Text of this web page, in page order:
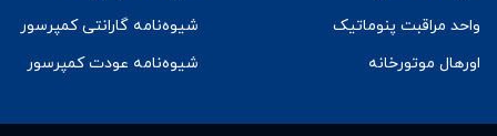
واحد مراقبت پنوماتیک
اورهال موتورخانه
شیوه‌نامه گارانتی کمپرسور
شیوه‌نامه عودت کمپرسور